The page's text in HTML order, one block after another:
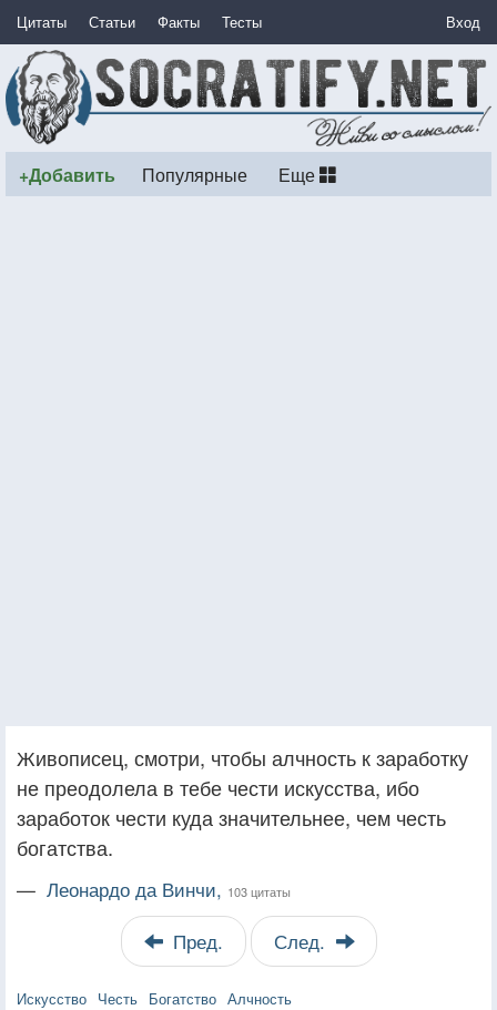
Цитаты Статьи Факты Тесты Вход
+Добавить Популярные Еще
Живописец, смотри, чтобы алчность к заработку
не преодолела в тебе чести искусства, ибо
заработок чести куда значительнее, чем честь
богатства.
— Леонардо да Винчи, 103 цитаты
Пред. След.
Искусство Честь Богатство Алчность